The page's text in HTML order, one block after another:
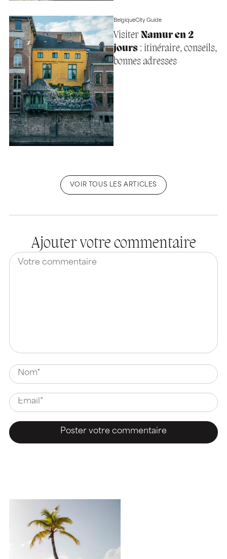
BelgiqueCity Guide
Visiter Namur en 2
jours: itinéraire, conseils,
bonnes adresses
VOIR TOUS LES ARTICLES
Ajouter votre commentaire